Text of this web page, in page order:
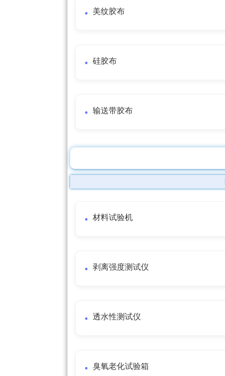
美纹胶布
硅胶布
输送带胶布
材料试验机
剥离强度测试仪
透水性测试仪
臭氧老化试验箱